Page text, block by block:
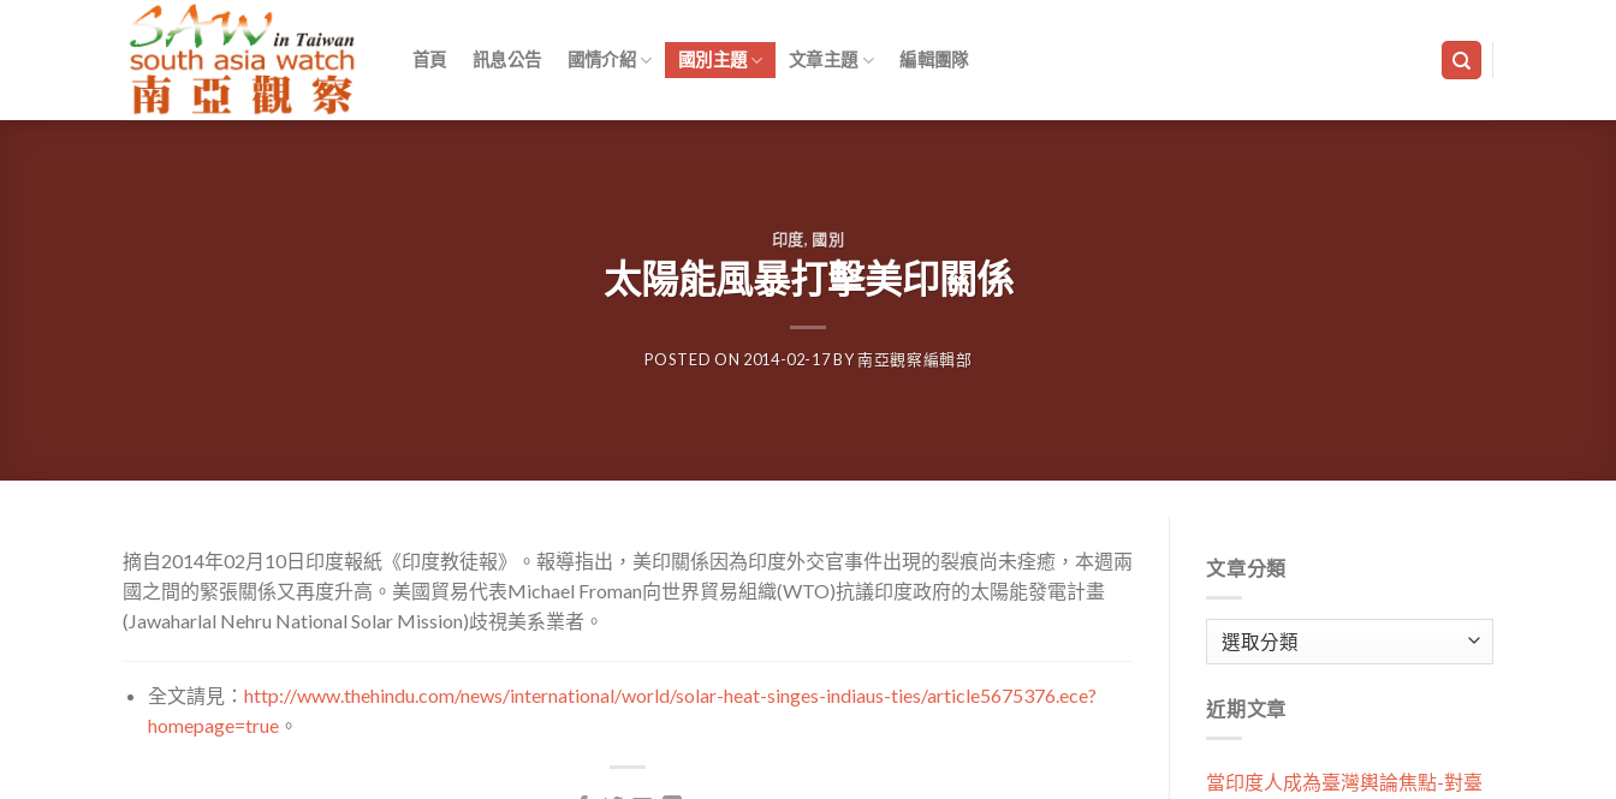
首頁 訊息公告 國情介紹 國別主題 文章主題 編輯團隊
印度, 國別
太陽能風暴打擊美印關係
POSTED ON 2014-02-17BY南亞觀察編輯部
摘自2014年02月10日印度報紙《印度教徒報》。報導指出，美印關係因為印度外交官事件出現的裂痕尚未痊癒，本週兩
國之間的緊張關係又再度升高。美國貿易代表Michael Froman向世界貿易組織(WTO)抗議印度政府的太陽能發電計畫
(Jawaharlal Nehru National Solar Mission)歧視美系業者。
全文請見： http://www.thehindu.com/news/international/world/solar-heat-singes-indiaus-ties/article5675376.ece?
homepage=true。
文章分類
章
類
近期文章
當印度人成為臺灣輿論焦點-對臺